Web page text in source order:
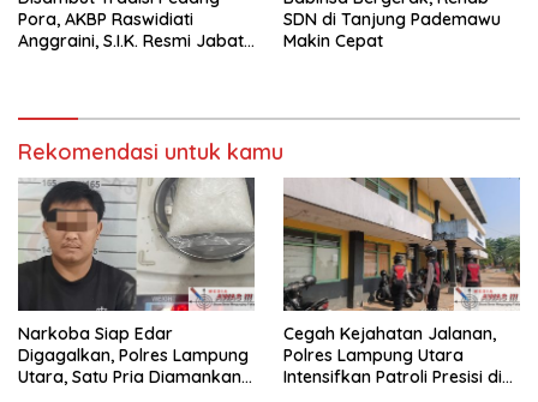
Pora, AKBP Raswidiati
Anggraini, S.I.K. Resmi Jabat
SDN di Tanjung Pademawu
Makin Cepat
Rekomendasi untuk kamu
Narkoba Siap Edar
Digagalkan, Polres Lampung
Utara, Satu Pria Diamankan
Cegah Kejahatan Jalanan,
Polres Lampung Utara
Intensifkan Patroli Presisi di